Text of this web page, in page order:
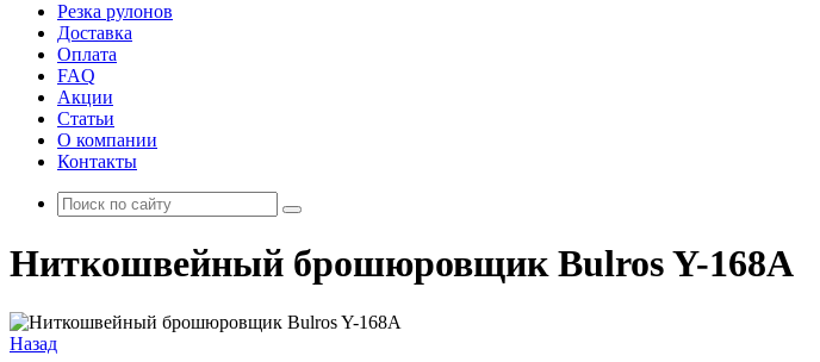
Резка рулонов
Доставка
Оплата
FAQ
Акции
Статьи
О компании
Контакты
Ниткошвейный брошюровщик Bulros Y-168A
Назад